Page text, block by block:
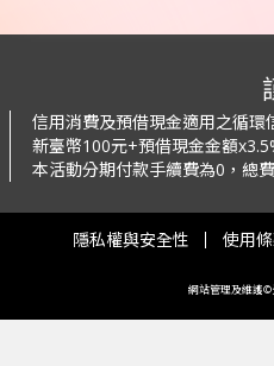
信用消費及預借現金適用之循環
新臺幣100元+預借現金金額
本活動分期付款手續費為0，總
隱私權與安全性 使用
網站管理及維護©